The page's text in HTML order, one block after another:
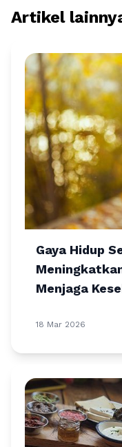
Artikel
Gaya Hidup
Menjaga
18 Mar 2026